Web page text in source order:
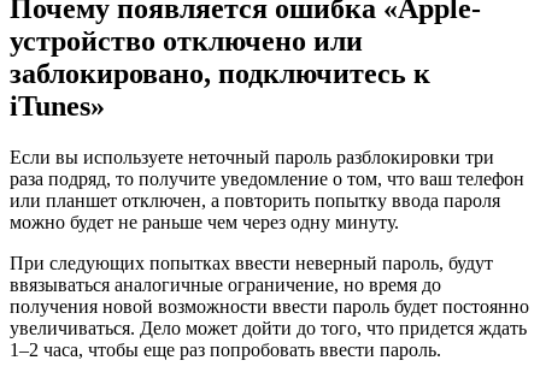
Почему появляется ошибка «Apple-
устройство отключено или
заблокировано, подключитесь к
iTunes»
Если вы используете неточный пароль разблокировки три
раза подряд, то получите уведомление о том, что ваш телефон
или планшет отключен, а повторить попытку ввода пароля
можно будет не раньше чем через одну минуту.
При следующих попытках ввести неверный пароль, будут
ввязываться аналогичные ограничение, но время до
получения новой возможности ввести пароль будет постоянно
увеличиваться. Дело может дойти до того, что придется ждать
1–2 часа, чтобы еще раз попробовать ввести пароль.